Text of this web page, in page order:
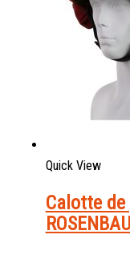
Quick View
Calotte